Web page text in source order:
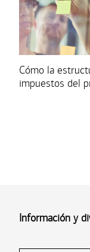
Cómo la
impuestos del
Información y